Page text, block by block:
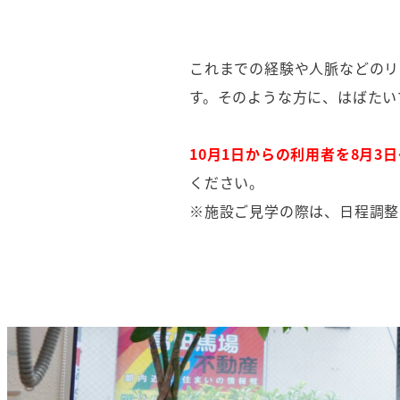
これまでの経験や人脈などの
す。そのような方に、はばた
10月1日からの利用者を8月3
ください。
※施設ご見学の際は、日程調